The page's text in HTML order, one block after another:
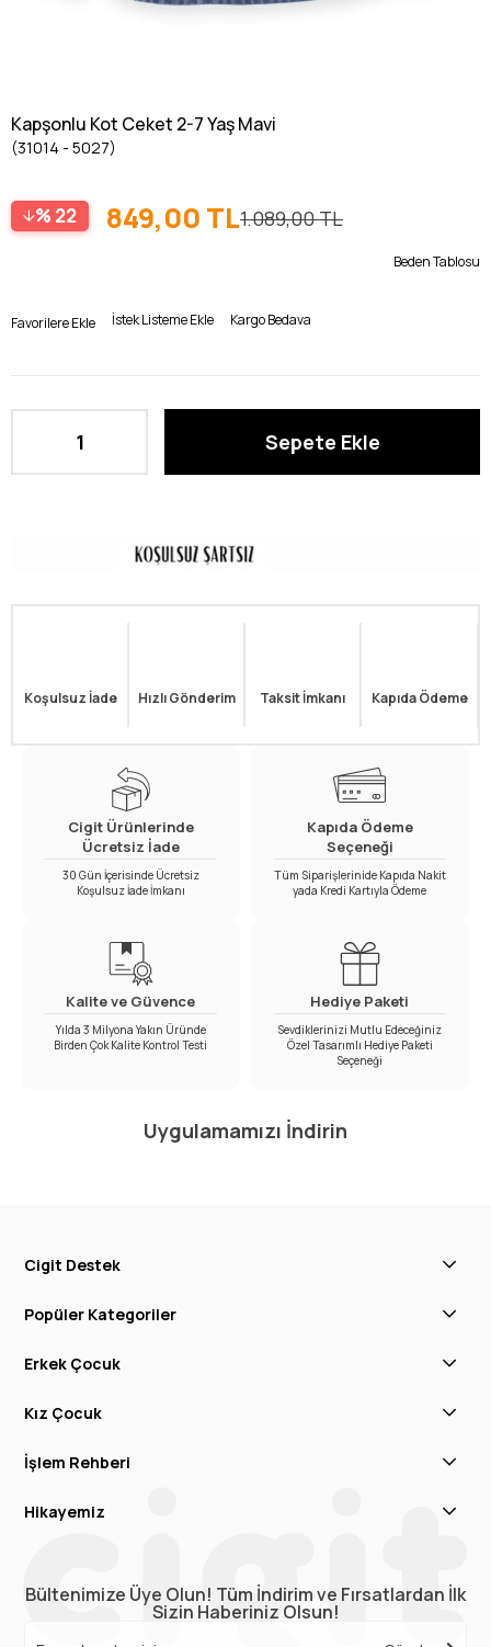
Kapşonlu Kot Ceket 2-7 Yaş Mavi
(31014 - 5027)
22 1.089,00 TL
849,00 TL
Beden Tablosu
Favorilere Ekle İstek Listeme Ekle Kargo Bedava
Koşulsuz İade Hızlı Gönderim Taksit İmkanı Kapıda Ödeme
Cigit Ürünlerinde
Ücretsiz İade
30 Gün İçerisinde Ücretsiz
Koşulsuz İade İmkanı
Kapıda Ödeme
Seçeneği
Tüm Siparişlerinide Kapıda Nakit
yada Kredi Kartıyla Ödeme
Kalite ve Güvence
Yılda 3 Milyona Yakın Üründe
Birden Çok Kalite Kontrol Testi
Hediye Paketi
Sevdiklerinizi Mutlu Edeceğiniz
Özel Tasarımlı Hediye Paketi
Seçeneği
Uygulamamızı İndirin
Cigit Destek
Popüler Kategoriler
Erkek Çocuk
Kız Çocuk
İşlem Rehberi
Hikayemiz
Bültenimize Üye Olun! Tüm İndirim ve Fırsatlardan İlk
Sizin Haberiniz Olsun!